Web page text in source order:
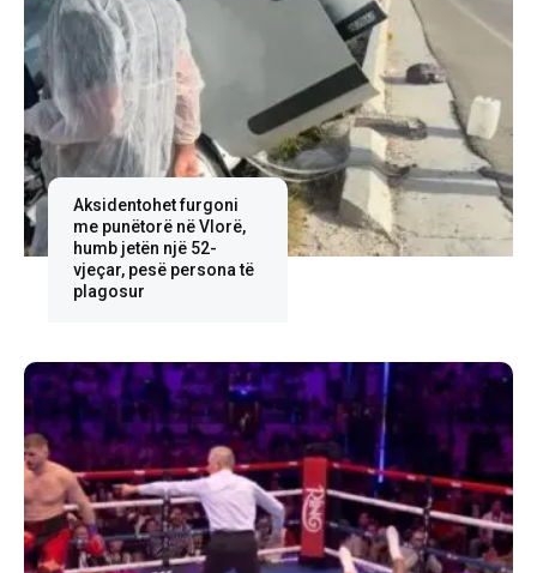
Aksidentohet furgoni
me punëtorë në Vlorë,
humb jetën një 52-
vjeçar, pesë persona të
plagosur